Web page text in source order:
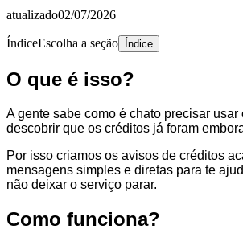
atualizado02/07/2026
ÍndiceEscolha a seção Índice
O que é isso?
A gente sabe como é chato precisar usar
descobrir que os créditos já foram
Por isso criamos os avisos de créditos
mensagens simples e diretas para te
não deixar o serviço parar.
Como funciona?